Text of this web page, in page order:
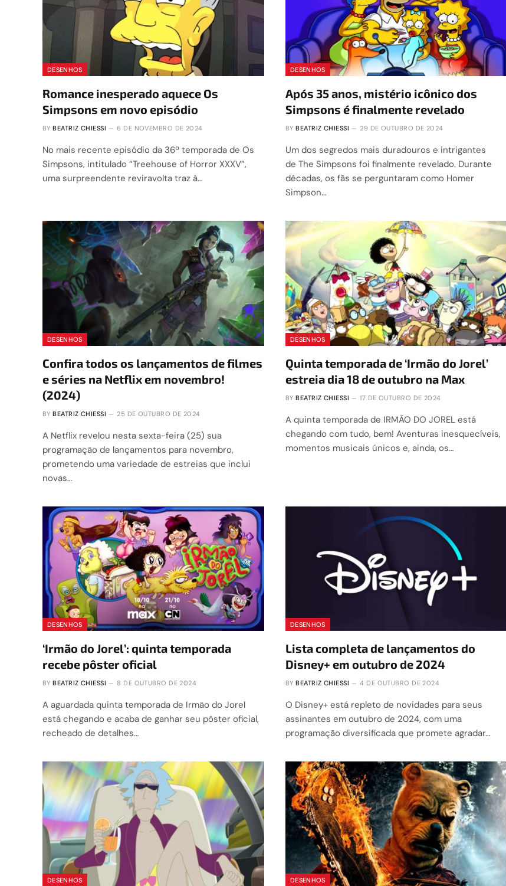
DESENHOS
Romance inesperado aquece Os
Simpsons em novo episódio
BY BEATRIZ CHIESSI 6 DE NOVEMBRO DE 2024
No mais recente episódio da 36ª temporada de Os
Simpsons, intitulado “Treehouse of Horror XXXV”,
uma surpreendente reviravolta traz à…
DESENHOS
Após 35 anos, mistério icônico dos
Simpsons é finalmente revelado
BY BEATRIZ CHIESSI 29 DE OUTUBRO DE 2024
Um dos segredos mais duradouros e intrigantes
de The Simpsons foi finalmente revelado. Durante
décadas, os fãs se perguntaram como Homer
Simpson…
DESENHOS
Confira todos os lançamentos de filmes
e séries na Netflix em novembro!
(2024)
BY BEATRIZ CHIESSI 25 DE OUTUBRO DE 2024
A Netflix revelou nesta sexta-feira (25) sua
programação de lançamentos para novembro,
prometendo uma variedade de estreias que inclui
novas…
DESENHOS
Quinta temporada de ‘Irmão do Jorel’
estreia dia 18 de outubro na Max
BY BEATRIZ CHIESSI 17 DE OUTUBRO DE 2024
A quinta temporada de IRMÃO DO JOREL está
chegando com tudo, bem! Aventuras inesquecíveis,
momentos musicais únicos e, ainda, os…
DESENHOS
‘Irmão do Jorel’: quinta temporada
recebe pôster oficial
BY BEATRIZ CHIESSI 8 DE OUTUBRO DE 2024
A aguardada quinta temporada de Irmão do Jorel
está chegando e acaba de ganhar seu pôster oficial,
recheado de detalhes…
DESENHOS
Lista completa de lançamentos do
Disney+ em outubro de 2024
BY BEATRIZ CHIESSI 4 DE OUTUBRO DE 2024
O Disney+ está repleto de novidades para seus
assinantes em outubro de 2024, com uma
programação diversificada que promete agradar…
DESENHOS DESENHOS